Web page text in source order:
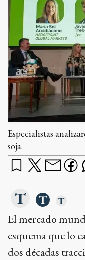
Especialistas
soja.
El mercado
esquema que lo
dos décadas